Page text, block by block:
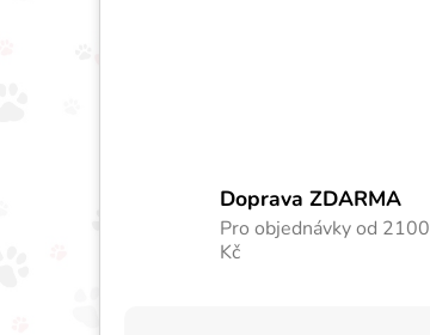
Doprava ZDARMA
Pro objednávky od 2100
Kč